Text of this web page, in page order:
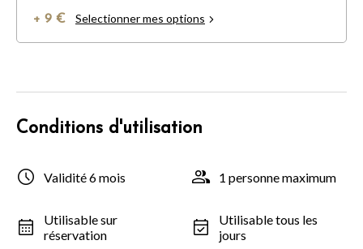
+ 9 € Selectionner mes options
Conditions d'utilisation
Validité 6 mois 1 personne maximum
Utilisable sur
réservation
Utilisable tous les
jours